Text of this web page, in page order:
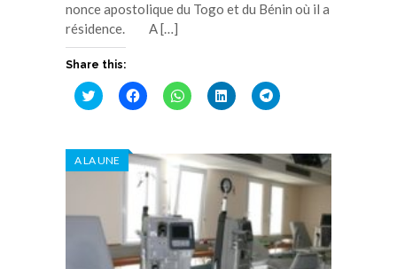
nonce apostolique du Togo et du Bénin où il a
résidence. A […]
Share this:
Cliquez
pour
dans
une
nouvelle
fenêtre)
Cliquez
pour
dans
une
nouvelle
fenêtre)
Cliquez
pour
dans
une
nouvelle
fenêtre)
Cliquez
pour
dans
une
nouvelle
fenêtre)
Cliquez
pour
dans
une
nouvelle
fenêtre)
A LA UNE